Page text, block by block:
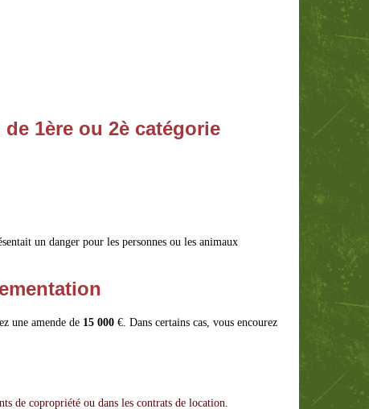
1ère ou 2è catégorie
un danger pour les personnes ou les animaux
une amende de 15 000€. Dans certains cas, vous encourez
de copropriété ou dans les contrats de location.